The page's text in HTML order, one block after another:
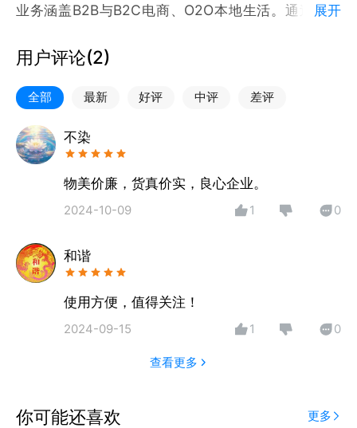
业务涵盖B2B与B2C电商、O2O本地生活。通过互联
决方案，重构消费市场产供销，人场货之间关系。
展开
用户评论(2)
全部 最新 好评 中评 差评
不染
物美价廉，货真价实，良心企业。
2024-10-09 1 0
和谐
使用方便，值得关注！
2024-09-15 1 0
查看更多
你可能还喜欢 更多